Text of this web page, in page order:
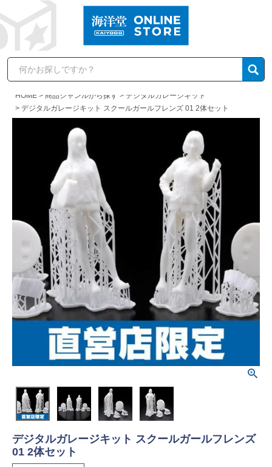
HOME 商品ジャンルから探す
デジタルガレージキット
デジタルガレージキット スクールガールフレンズ 01 2体セット
デジタルガレージキット スクールガールフレンズ
01 2体セット